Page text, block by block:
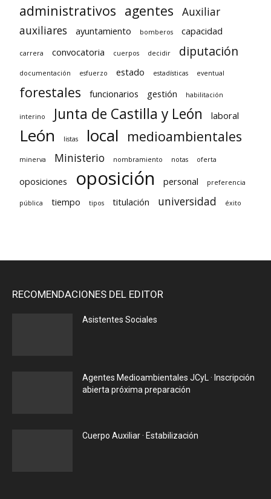
administrativos agentes
Auxiliar
auxiliares
ayuntamiento bomberos capacidad
carrera convocatoria cuerpos decidir diputación
documentación esfuerzo estado estadísticas eventual
forestales funcionarios gestión habilitación
interino Junta de Castilla y León laboral
León listas local medioambientales
minerva Ministerio nombramiento notas oferta
oposiciones oposición personal preferencia
pública tiempo tipos titulación universidad éxito
RECOMENDACIONES DEL EDITOR
Asistentes Sociales
Agentes Medioambientales JCyL · Inscripción
abierta próxima preparación
Cuerpo Auxiliar · Estabilización